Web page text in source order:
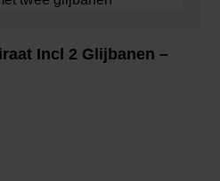
Incl 2 Glijbanen –